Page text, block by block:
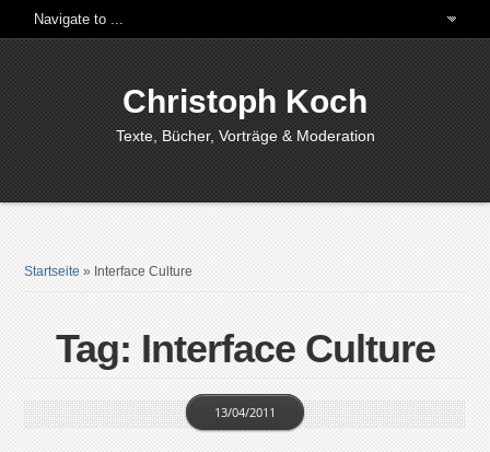
Christoph Koch
Texte, Bücher, Vorträge & Moderation
Startseite » Interface Culture
Tag: Interface Culture
13/04/2011